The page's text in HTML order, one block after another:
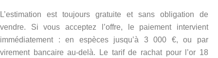
L’estimation est toujours gratuite et sans obligation de
vendre. Si vous acceptez l’offre, le paiement intervient
immédiatement : en espèces jusqu’à 3 000 €, ou par
virement bancaire au-delà. Le tarif de rachat pour l’or 18